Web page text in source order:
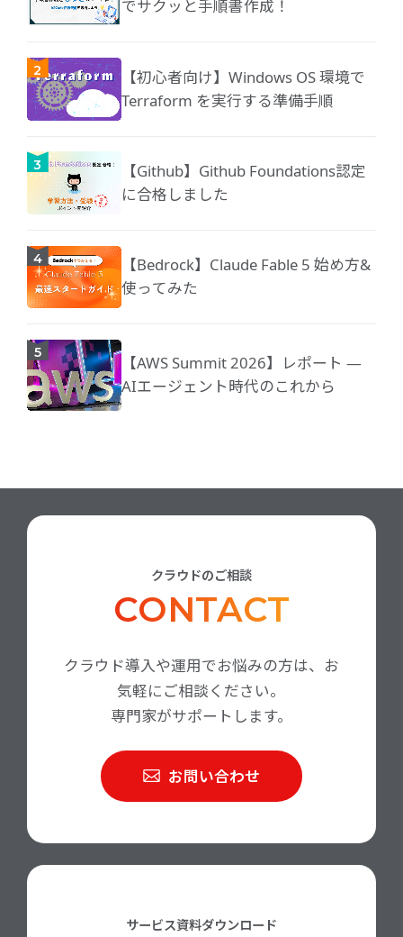
でサクッと手順書作成！
【初心者向け】Windows OS 環境で
Terraform を実行する準備手順
【Github】Github Foundations認定
に合格しました
【Bedrock】Claude Fable 5 始め方&
使ってみた
【AWS Summit 2026】レポート ―
AIエージェント時代のこれから
クラウドのご相談
CONTACT
クラウド導入や運用でお悩みの方は、お
気軽にご相談ください。
専門家がサポートします。
お問い合わせ
サービス資料ダウンロード